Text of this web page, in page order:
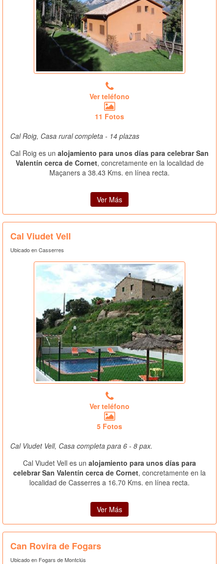
Ver teléfono
11 Fotos
Cal Roig, Casa rural completa - 14 plazas
Cal Roig es un alojamiento para unos días para celebrar San
Valentín cerca de Cornet, concretamente en la localidad de
Maçaners a 38.43 Kms. en línea recta.
Ver Más
Cal Viudet Vell
Ubicado en Casserres
Ver teléfono
5 Fotos
Cal Viudet Vell, Casa completa para 6 - 8 pax.
Cal Viudet Vell es un alojamiento para unos días para
celebrar San Valentín cerca de Cornet, concretamente en la
localidad de Casserres a 16.70 Kms. en línea recta.
Ver Más
Can Rovira de Fogars
Ubicado en Fogars de Montclús